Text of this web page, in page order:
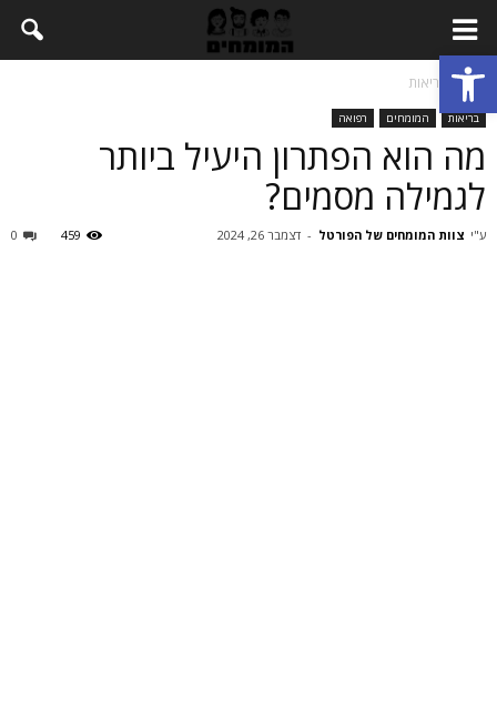
Open toolbar
בית בריאות
בריאות המומחים רפואה
מה הוא הפתרון היעיל ביותר
לגמילה מסמים?
ע"י צוות המומחים של הפורטל - דצמבר 26, 2024 0 459